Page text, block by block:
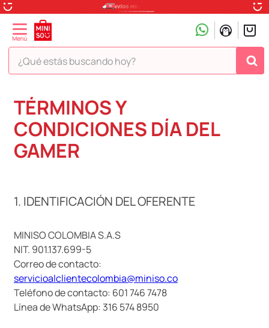
¿Qué estás buscando hoy?
TÉRMINOS Y
CONDICIONES DÍA DEL
GAMER
1. IDENTIFICACIÓN DEL OFERENTE
MINISO COLOMBIA S.A.S
NIT. 901.137.699-5
Correo de contacto:
servicioalclientecolombia@miniso.co
Teléfono de contacto: 601 746 7478
Línea de WhatsApp: 316 574 8950
TÉRMINOS MÁS BUSCADOS
1.
peluche
2.
hello kitty
3.
snoopy
5
termo
7.
toy story
8.
termos
9.
one piece
10. league of legends